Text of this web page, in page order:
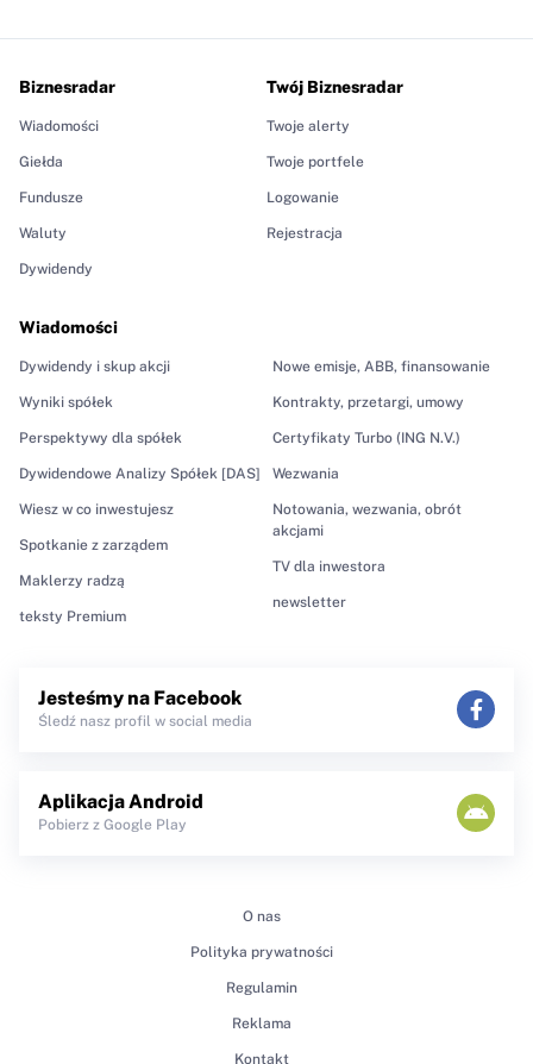
Biznesradar
Wiadomości
Giełda
Fundusze
Waluty
Dywidendy
Wiadomości
Dywidendy i skup akcji
Wyniki spółek
Perspektywy dla spółek
Dywidendowe Analizy Spółek [DAS]
Wiesz w co inwestujesz
Spotkanie z zarządem
Maklerzy radzą
teksty Premium
Nowe emisje, ABB, finansowanie
Kontrakty, przetargi, umowy
Certyfikaty Turbo (ING N.V.)
Wezwania
Notowania, wezwania, obrót
akcjami
TV dla inwestora
newsletter
Twój Biznesradar
Twoje alerty
Twoje portfele
Logowanie
Rejestracja
Jesteśmy na Facebook
Śledź nasz profil w social media
Aplikacja Android
Pobierz z Google Play
O nas
Polityka prywatności
Regulamin
Reklama
Kontakt